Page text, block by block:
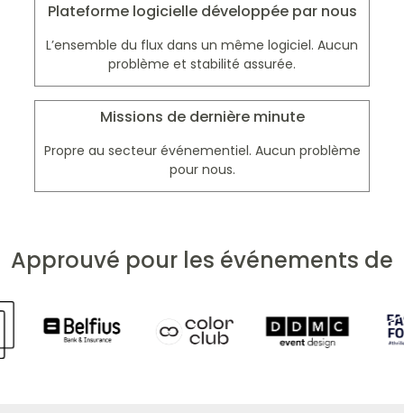
Plateforme logicielle développée par nous
L’ensemble du flux dans un même logiciel. Aucun
problème et stabilité assurée.
Missions de dernière minute
Propre au secteur événementiel. Aucun problème
pour nous.
Approuvé pour les événements de